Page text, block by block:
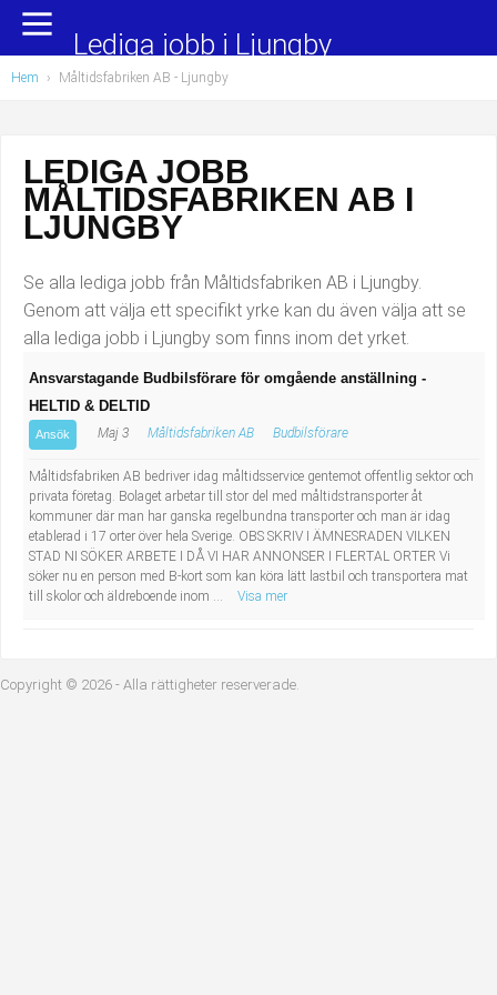
Yrkesområden
Administration, ekonomi, juridik
Chefer och verksamhetsledare
Data/IT
Försäljning, inköp, marknadsföring
Hantverksyrken
Hotell, restaurang, storhushåll
Industriell tillverkning
Installation, drift, underhåll
Kultur, media, design
Populära jobb
Undersköterska, hemtjänst och äldreboende
Barnskötare
Lärare i förskola/Förskollärare
Lagerarbetare
Bussförare/Busschaufför
Elevassistent
Behandlingsassistent/Socialpedagog
Tandsköterska
Tidningsbud/Tidningsdistributör
Lediga jobb i Ljungby
Hem › Måltidsfabriken AB - Ljungby
LEDIGA JOBB
MÅLTIDSFABRIKEN AB I
LJUNGBY
Se alla lediga jobb från Måltidsfabriken AB i Ljungby.
Genom att välja ett specifikt yrke kan du även välja att se
alla lediga jobb i Ljungby som finns inom det yrket.
Ansvarstagande Budbilsförare för omgående anställning -
HELTID & DELTID
Ansök Maj 3 Måltidsfabriken AB Budbilsförare
Måltidsfabriken AB bedriver idag måltidsservice gentemot offentlig sektor och
privata företag. Bolaget arbetar till stor del med måltidstransporter åt
kommuner där man har ganska regelbundna transporter och man är idag
etablerad i 17 orter över hela Sverige. OBS SKRIV I ÄMNESRADEN VILKEN
STAD NI SÖKER ARBETE I DÅ VI HAR ANNONSER I FLERTAL ORTER Vi
söker nu en person med B-kort som kan köra lätt lastbil och transportera mat
till skolor och äldreboende inom ...
Visa mer
Copyright © 2026 - Alla rättigheter reserverade.